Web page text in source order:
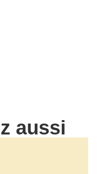
aussi